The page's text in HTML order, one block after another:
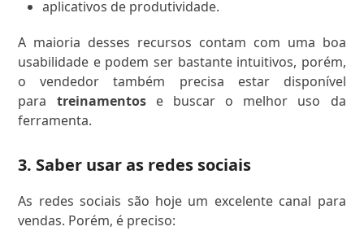
aplicativos de produtividade.
A maioria desses recursos contam com uma boa
usabilidade e podem ser bastante intuitivos, porém,
o vendedor também precisa estar disponível
para treinamentose buscar o melhor uso da
ferramenta.
3. Saber usar as redes sociais
As redes sociais são hoje um excelente canal para
vendas. Porém, é preciso: